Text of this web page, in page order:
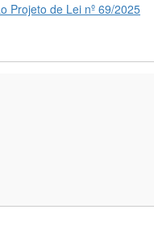
Projeto de Lei nº 69/2025